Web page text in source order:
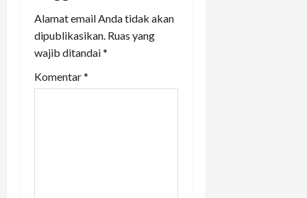
g
a
t
Alamat email Anda tidak akan
dipublikasikan. Ruas yang
wajib ditandai*
Komentar*